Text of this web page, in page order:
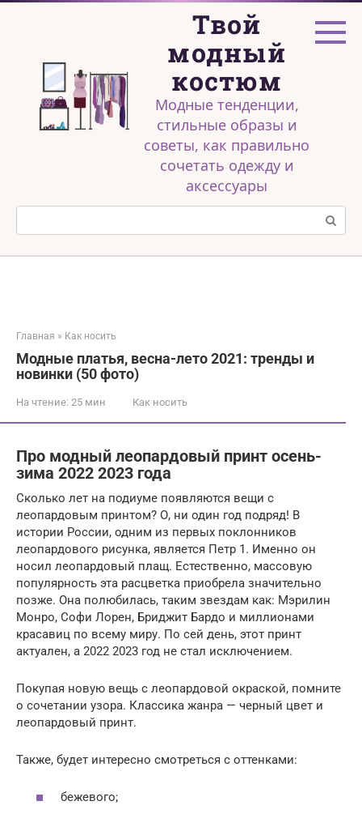
Перейти
Твой
модный
костюм
Модные тенденции,
стильные образы и
советы, как правильно
сочетать одежду и
аксессуары
Поиск:
Главная » Как носить
Модные платья, весна-лето 2021: тренды и
новинки (50 фото)
На чтение: 25 мин Как носить
Про модный леопардовый принт осень-
зима 2022 2023 года
Сколько лет на подиуме появляются вещи с
леопардовым принтом? О, ни один год подряд! В
истории России, одним из первых поклонников
леопардового рисунка, является Петр 1. Именно он
носил леопардовый плащ. Естественно, массовую
популярность эта расцветка приобрела значительно
позже. Она полюбилась, таким звездам как: Мэрилин
Монро, Софи Лорен, Бриджит Бардо и миллионами
красавиц по всему миру. По сей день, этот принт
актуален, а 2022 2023 год не стал исключением.
Покупая новую вещь с леопардовой окраской, помните
о сочетании узора. Классика жанра — черный цвет и
леопардовый принт.
Также, будет интересно смотреться с оттенками:
бежевого;